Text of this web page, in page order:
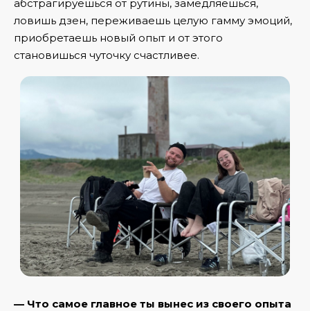
абстрагируешься от рутины, замедляешься,
ловишь дзен, переживаешь целую гамму эмоций,
приобретаешь новый опыт и от этого
становишься чуточку счастливее.
— Что самое главное ты вынес из своего опыта